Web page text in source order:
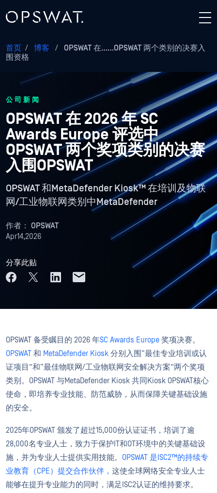
首页 / 博客 /
OPSWAT 在……OPSWAT 两个类别的决赛入
围资格
公司新闻
OPSWAT 在 2026 年 SC
Awards Europe 评选中
OPSWAT 两个奖项类别的决赛
入围OPSWAT
OPSWAT 和MetaDefender Kiosk™ 在培训及物联
网/工业物联网类别中MetaDefender
作者： OPSWAT
Apr14,2026
分享此贴
OPSWAT 备受瞩目的 2026 年SC Awards Europe 奖项决赛。
OPSWAT 和 MetaDefender Kiosk 分别入围“最佳专业培训或认
证项目”和“最佳物联网/工业物联网安全解决方案”两个奖项
类别。OPSWAT 与MetaDefender Kiosk 共同Kiosk OPSWAT核心
使命，即培养专业技能、防范威胁，从而保障关键基础设施
的安全。
2025年OPSWAT 颁发了超过15,000份认证证书，培训了逾
28,000名专业人士，致力于保护IT和OT环境中的关键基础设
施，并为专业人士提供实用技能。 OPSWAT 是ISC2™的持续专
业教育（CPE）提交合作伙伴， 这使全球网络安全专业人士
能够在提升专业能力的同时，满足ISC2认证的维持要求。